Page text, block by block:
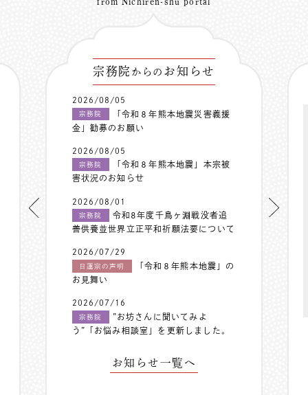
宗務院 からの お知らせ
2026/08/05
宗務院
「令和８年熊本地震災害義援
金」勧募のお願い
2026/08/05
宗務院
「令和８年熊本地震」本宗被
害状況のお知らせ
2026/08/01
宗務院
令和8年度千鳥ヶ淵戦没者追
善供養並世界立正平和祈願法要について
2026/07/29
日蓮宗の声明
「令和８年熊本地震」の
お見舞い
2026/07/16
宗務院
”お坊さんに聞いてみよ
う”「お悩み相談室」を更新しました。
お知らせ一覧へ